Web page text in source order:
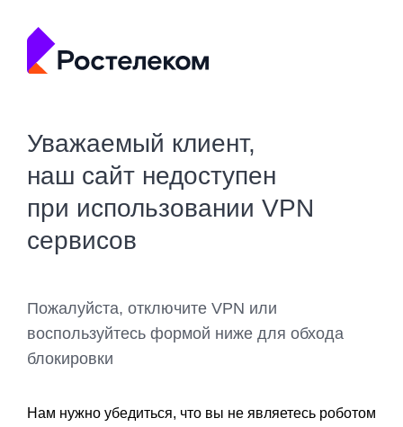
Уважаемый клиент,
наш сайт недоступен
при использовании VPN
сервисов
Пожалуйста, отключите VPN или
воспользуйтесь формой ниже для обхода
блокировки
Нам нужно убедиться, что вы не являетесь роботом